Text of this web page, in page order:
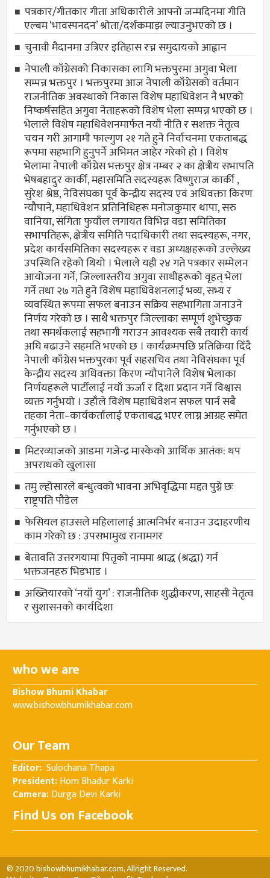
पत्रकार/गीतकार गीता अधिकारीले आफ्नो जन्मदिनमा गीति
एल्बम ‘भावस्पनदन’ श्रोता/दर्शकमाझ ल्याउनुभएको छ ।
चुनावी मैदानमा उत्रिएर इतिहास रच्न समुदायको आह्वान
नेपाली काँग्रेसको निकासका लागि भक्तपुरमा अगुवा भेला
सम्पन्न भक्तपुर । भक्तपुरमा आज नेपाली काँग्रेसको वर्तमान
राजनीतिक अवस्थाको निकास विशेष महाधिवेशन नै भएको
निष्कर्षसहित अगुवा नेताहरूको विशेष भेला सम्पन्न भएको छ ।
भेलाले विशेष महाधिवेशनमार्फत नयाँ नीति र सशक्त नेतृत्व
चयन गरी आगामी फाल्गुण २१ गते हुने निर्वाचनमा एकताबद्ध
रूपमा सहभागि हुनुपर्ने अभिमत जाहेर गरेको हो । विशेष
भेलामा नेपाली काँग्रेस भक्तपुर क्षेत्र नम्बर २ का क्षेत्रीय सभापति
भेषबहादुर कार्की, महासमिति सदस्यहरू विष्णुराज कार्की ,
सुरेश श्रेष्ठ, नेविसंघका पूर्व केन्द्रीय सदस्य एवं अधिवक्ता किरण
न्यौपाने, महाधिवेशन प्रतिनिधिहरू मनोजकुमार थापा, सरु
वानिया, संगिता फुयाँल लगायत विभिन्न वडा समितिका
सभापतिहरू, क्षेत्रीय समिति पदाधिकारी तथा सदस्यहरू, नगर,
प्रदेश कार्यसमितिका सदस्यहरू र वडा अध्यक्षहरूको उल्लेख्य
उपस्थिति रहेको थियो । भेलाले यही २४ गते पत्रकार सम्मेलन
आयोजना गर्ने, जिल्लास्तरीय अगुवा साथीहरूको वृहत् भेला
गर्ने तथा २७ गते हुने विशेष महाधिवेशनलाई भव्य, सभ्य र
व्यवस्थित रूपमा सफल बनाउन सक्रिय सहभागिता जनाउने
निर्णय गरेको छ । साथै भक्तपुर जिल्लाका सम्पूर्ण शुभेच्छुक
तथा समर्थकलाई सहभागी गराउन आवश्यक सबै तयारी कार्य
अघि बढाउने सहमति भएको छ । कार्यक्रमपछि प्रतिक्रिया दिँदै
नेपाली काँग्रेस भक्तपुरका पूर्व सहसचिव तथा नेविसंघका पूर्व
केन्द्रीय सदस्य अधिवक्ता किरण न्यौपानेले विशेष भेलाका
निर्णयहरूले पार्टीलाई नयाँ ऊर्जा र दिशा प्रदान गर्ने विश्वास
व्यक्त गर्नुभयो । उहाँले विशेष महाधिवेशन सफल पार्न सबै
तहका नेता–कार्यकर्तालाई एकताबद्ध भएर लाग्न आग्रह समेत
गर्नुभएको छ ।
मिटरव्याजको आडमा गजेन्द्र मास्केको आर्थिक आतंक: थप
अपराधको खुलासा
तमु ल्होसारले बन्धुत्वको भावना अभिवृद्धिमा मद्दत पुग्ने छः
राष्ट्रपति पौडेल
फेसियल हाउसले महिलालाई आत्मनिर्भर बनाउन उदाहरणीय
काम गरेको छ : उपसभामुख रानामगर
बेतावति उत्तरगयामा पितृकाे नाममा श्राद्ध (श्रद्धा) गर्न
भक्तजनहरु भिडभाड ।
अख्तियारको ‘नयाँ युग’ : राजनीतिक शुद्धीकरण, साहसी नेतृत्व
र सुशासनको कार्यदिशा
who we are
Bishow Bhumi Khabar
www.bishowbhumikhabar.com
Our Team
Editor: Sulochana Thapa
President:Hom Bhadur Karki
Camera:Durga Devi Karki
Find Us on Facebook
© 2020 bishowbhumikhabar.com, Allright Reserved.